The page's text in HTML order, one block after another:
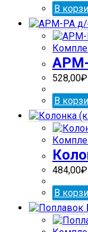
В
АРМ-
528,00₽
В
484,00₽
В